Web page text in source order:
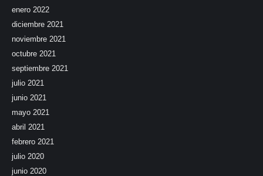
enero 2022
diciembre 2021
noviembre 2021
octubre 2021
septiembre 2021
julio 2021
junio 2021
mayo 2021
abril 2021
febrero 2021
julio 2020
junio 2020